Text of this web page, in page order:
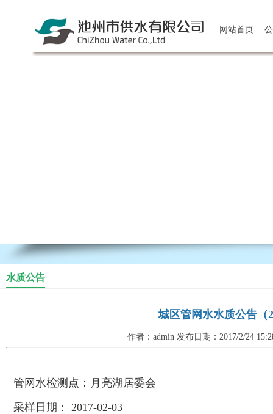
网站首页
水质公告
城区管网水水质公告（
作者：admin 发布日期：2017/2/24
管网水检测点：月亮湖居委会
采样日期：